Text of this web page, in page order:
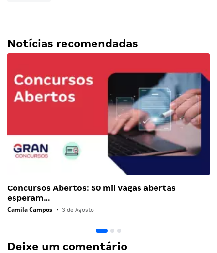
Notícias recomendadas
Concursos Abertos: 50 mil vagas abertas
esperam…
Camila Campos • 3 de Agosto
Deixe um comentário